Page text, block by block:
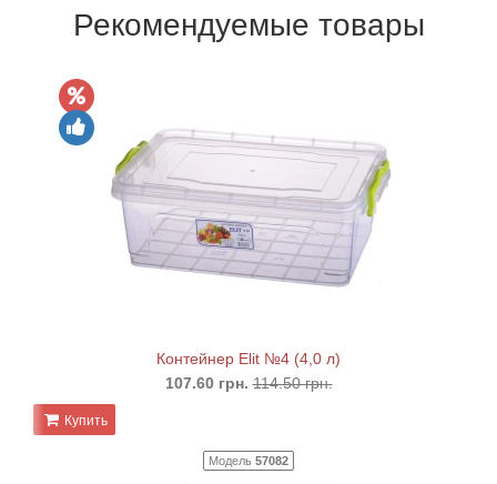
Рекомендуемые товары
Контейнер Elit №4 (4,0 л)
107.60 грн. 114.50 грн.
Купить
Модель 57082